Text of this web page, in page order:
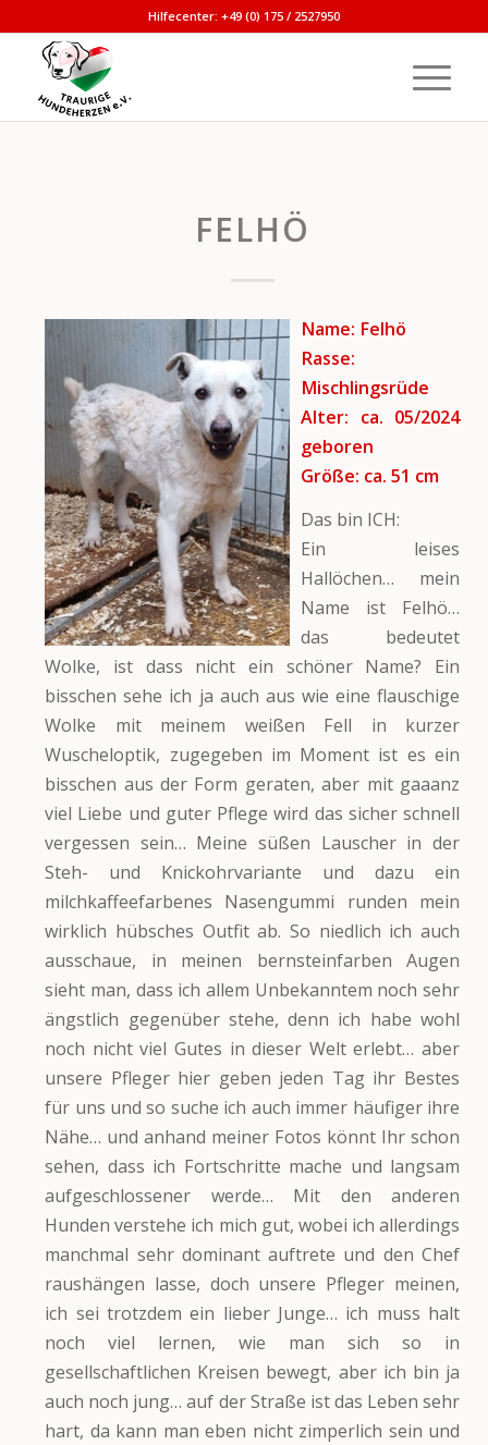
Hilfecenter: +49 (0) 175 / 2527950
FELHÖ
Name: Felhö
Rasse:
Mischlingsrüde
Alter: ca. 05/2024
geboren
Größe: ca. 51 cm
Das bin ICH:
Ein leises
Hallöchen… mein
Name ist Felhö…
das bedeutet
Wolke, ist dass nicht ein schöner Name? Ein
bisschen sehe ich ja auch aus wie eine flauschige
Wolke mit meinem weißen Fell in kurzer
Wuscheloptik, zugegeben im Moment ist es ein
bisschen aus der Form geraten, aber mit gaaanz
viel Liebe und guter Pflege wird das sicher schnell
vergessen sein… Meine süßen Lauscher in der
Steh- und Knickohrvariante und dazu ein
milchkaffeefarbenes Nasengummi runden mein
wirklich hübsches Outfit ab. So niedlich ich auch
ausschaue, in meinen bernsteinfarben Augen
sieht man, dass ich allem Unbekanntem noch sehr
ängstlich gegenüber stehe, denn ich habe wohl
noch nicht viel Gutes in dieser Welt erlebt… aber
unsere Pfleger hier geben jeden Tag ihr Bestes
für uns und so suche ich auch immer häufiger ihre
Nähe… und anhand meiner Fotos könnt Ihr schon
sehen, dass ich Fortschritte mache und langsam
aufgeschlossener werde… Mit den anderen
Hunden verstehe ich mich gut, wobei ich allerdings
manchmal sehr dominant auftrete und den Chef
raushängen lasse, doch unsere Pfleger meinen,
ich sei trotzdem ein lieber Junge… ich muss halt
noch viel lernen, wie man sich so in
gesellschaftlichen Kreisen bewegt, aber ich bin ja
auch noch jung… auf der Straße ist das Leben sehr
hart, da kann man eben nicht zimperlich sein und